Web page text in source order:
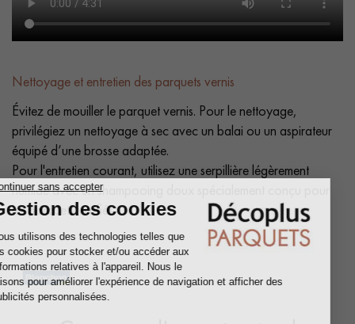
Nettoyage et entretien des parquets vernis
Évitez de mouiller le parquet vernis. Pour le nettoyage,
privilégiez un nettoyage à sec avec un balai ou un aspirateur
équipé d’une brosse adaptée.
Pour l'entretien courant, utilisez une serpillière légèrement
humide avec un shampooing doux spécialement conçu pour
les parquets vitrifiés.